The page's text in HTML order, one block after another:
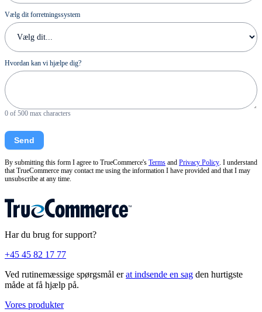
Vælg dit forretningssystem
Hvordan kan vi hjælpe dig?
0 of 500 max characters
Send
By submitting this form I agree to TrueCommerce's Terms and Privacy Policy. I understand
that TrueCommerce may contact me using the information I have provided and that I may
unsubscribe at any time.
Har du brug for support?
+45 45 82 17 77
Ved rutinemæssige spørgsmål erat indsende en sag den hurtigste
måde at få hjælp på.
Vores produkter